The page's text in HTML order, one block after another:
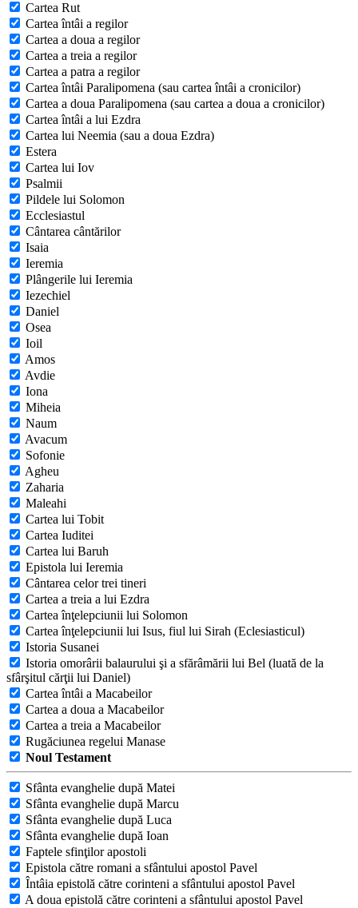
Cartea Rut
Cartea întâi a regilor
Cartea a doua a regilor
Cartea a treia a regilor
Cartea a patra a regilor
Cartea întâi Paralipomena (sau cartea întâi a cronicilor)
Cartea a doua Paralipomena (sau cartea a doua a cronicilor)
Cartea întâi a lui Ezdra
Cartea lui Neemia (sau a doua Ezdra)
Estera
Cartea lui Iov
Psalmii
Pildele lui Solomon
Ecclesiastul
Cântarea cântărilor
Isaia
Ieremia
Plângerile lui Ieremia
Iezechiel
Daniel
Osea
Ioil
Amos
Avdie
Iona
Miheia
Naum
Avacum
Sofonie
Agheu
Zaharia
Maleahi
Cartea lui Tobit
Cartea Iuditei
Cartea lui Baruh
Epistola lui Ieremia
Cântarea celor trei tineri
Cartea a treia a lui Ezdra
Cartea înţelepciunii lui Solomon
Cartea înţelepciunii lui Isus, fiul lui Sirah (Eclesiasticul)
Istoria Susanei
Istoria omorârii balaurului şi a sfărâmării lui Bel (luată de la
sfârşitul cărţii lui Daniel)
Cartea întâi a Macabeilor
Cartea a doua a Macabeilor
Cartea a treia a Macabeilor
Rugăciunea regelui Manase
Noul Testament
Sfânta evanghelie după Matei
Sfânta evanghelie după Marcu
Sfânta evanghelie după Luca
Sfânta evanghelie după Ioan
Faptele sfinţilor apostoli
Epistola către romani a sfântului apostol Pavel
Întâia epistolă către corinteni a sfântului apostol Pavel
A doua epistolă către corinteni a sfântului apostol Pavel